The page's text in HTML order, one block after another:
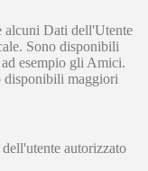
alcuni Dati dell'Utente
Sono disponibili
esempio gli Amici.
disponibili maggiori
autorizzato